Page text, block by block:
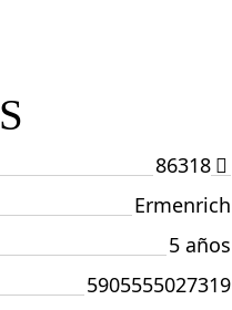
86318
Ermenrich
5 años
5905555027319